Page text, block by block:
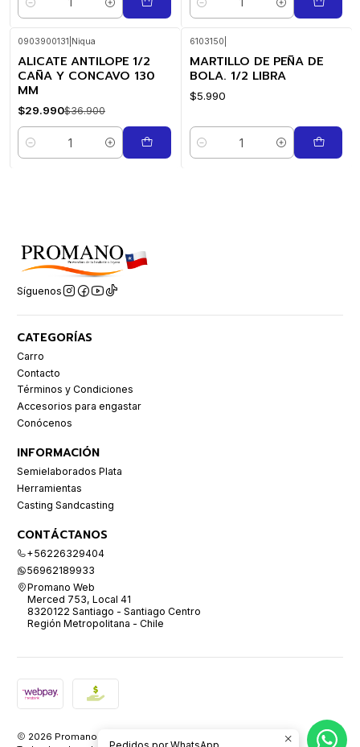
Cantidad Cantidad
-19%
OFF
0903900131 Niqua
ALICATE ANTILOPE 1/2
CAÑA Y CONCAVO 130
MM
$29.990$36.900
Cantidad
6103150
MARTILLO DE PEÑA DE
BOLA. 1/2 LIBRA
$5.990
Cantidad
Síguenos
CATEGORÍAS
Carro
Contacto
Términos y Condiciones
Accesorios para engastar
Conócenos
INFORMACIÓN
Semielaborados Plata
Herramientas
Casting Sandcasting
CONTÁCTANOS
+56226329404
56962189933
Promano Web
Merced 753, Local 41
8320122 Santiago - Santiago Centro
Región Metropolitana - Chile
2026 Promano.
Pedidos por WhatsApp